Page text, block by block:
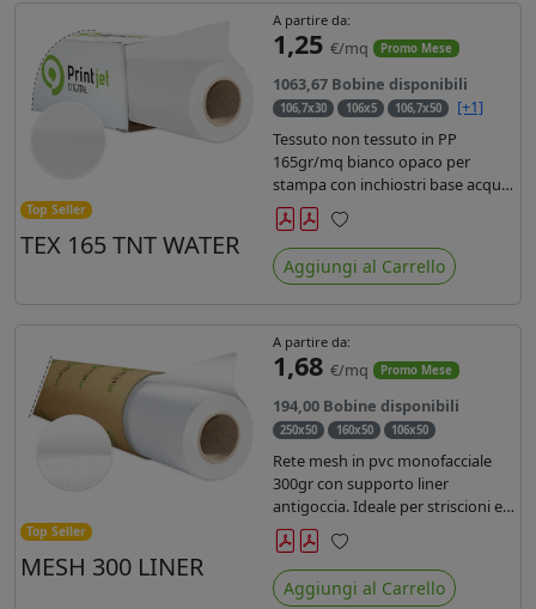
Top Seller
TEX 165 TNT WATER
A partire da:
1,25 €/mq Promo Mese
1063,67 Bobine disponibili
106,7x30 106x5 106,7x50
[+1]
Tessuto non tessuto in PP
165gr/mq bianco opaco per
stampa con inchiostri base acqua,
latex, uv, ecosolvente. Finitura a
rombi spundbond e coating
superficiale con totale assenza di
peluria. Occhiellabile, non
Preferiti
Aggiungi al Carrello
Top Seller
MESH 300 LINER
A partire da:
1,68 €/mq Promo Mese
194,00 Bobine disponibili
250x50 160x50 106x50
Rete mesh in pvc monofacciale
300gr con supporto liner
antigoccia. Ideale per striscioni e
coperture antivento. Saldabile,
stampabile con inchiostri
solvente, ecosolvente, uv e latex.
Densità fili 1000x1000 , filato 9x13.
Preferiti
Aggiungi al Carrello